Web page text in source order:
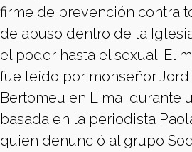
firme de prevención contra
de abuso dentro de la
el poder hasta el sexual. El
fue leído por monseñor Jordi
Bertomeu en Lima, durante
basada en la periodista
quien denunció al grupo